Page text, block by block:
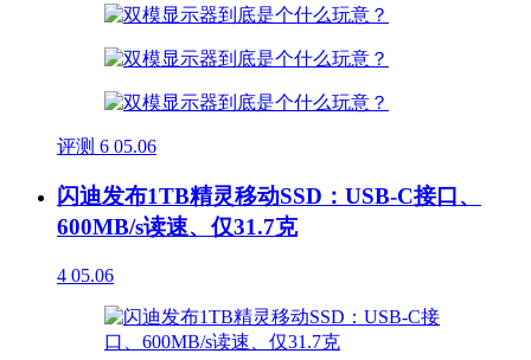
评测 6 05.06
闪迪发布1TB精灵移动SSD：USB-C接口、
600MB/s读速、仅31.7克
4 05.06